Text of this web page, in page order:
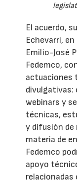
El acuerdo,
Echevarri,
Emilio-José
Fedemco,
actuaciones
divulgativas:
webinars y
técnicas,
y difusión de
materia de
Fedemco
apoyo
relacionadas